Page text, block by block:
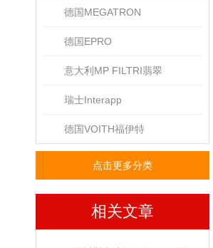
德国MEGATRON
德国EPRO
意大利MP FILTRI翡翠
瑞士Interapp
德国VOITH福伊特
点击更多分类
相关文章